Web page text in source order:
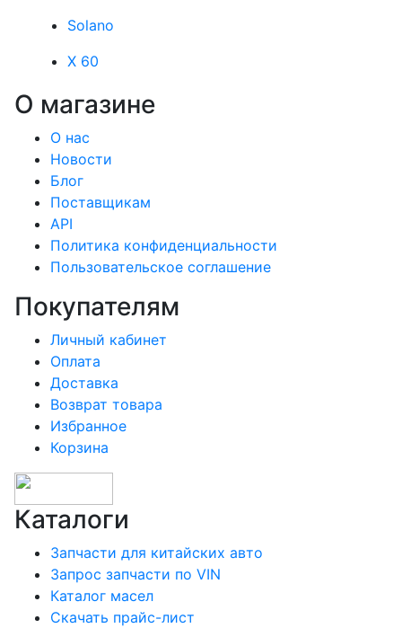
Solano
X 60
О магазине
О нас
Новости
Блог
Поставщикам
API
Политика конфиденциальности
Пользовательское соглашение
Покупателям
Личный кабинет
Оплата
Доставка
Возврат товара
Избранное
Корзина
Каталоги
Запчасти для китайских авто
Запрос запчасти по VIN
Каталог масел
Скачать прайс-лист